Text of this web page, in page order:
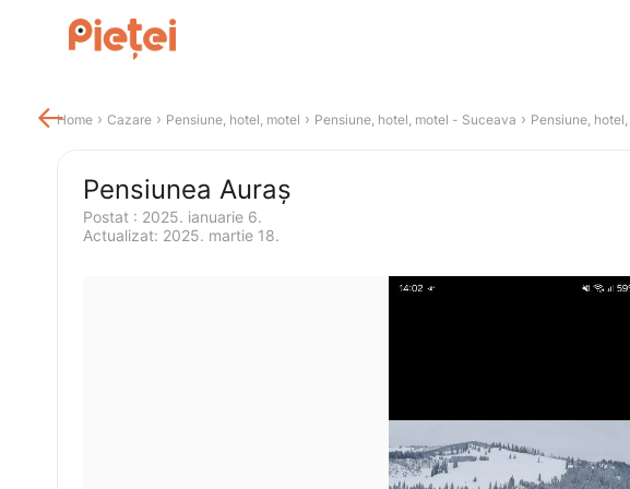
Home › Cazare › Pensiune, hotel, motel › Pensiune, hotel, motel - Suceava › Pensiune,
Pensiunea Auraș
Postat : 2025. ianuarie 6.
Actualizat: 2025. martie 18.